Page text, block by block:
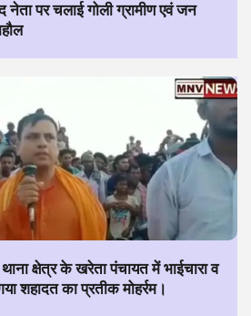
नेता पर चलाई गोली ग्रामीण एवं जन
क्षेत्र के खरेता पंचायत में भाईचारा व
शहादत का प्रतीक मोहर्रम।